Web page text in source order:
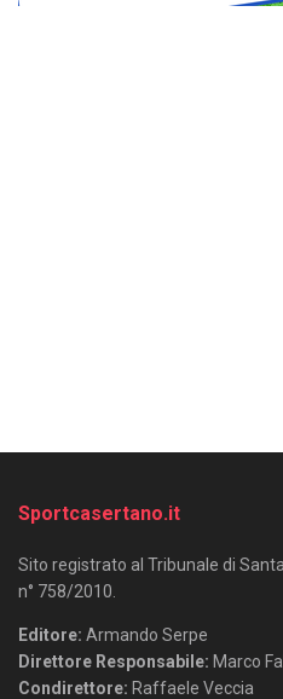
Sportcasertano.it
Sito registrato al Tribunale di
n° 758/2010.
Editore: Armando Serpe
Direttore Responsabile: Marco
Condirettore: Raffaele Veccia